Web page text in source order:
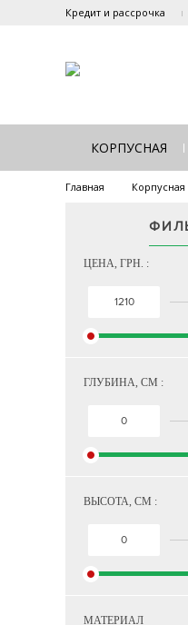
Кредит и рассрочка
КОРПУСНАЯ
Главная Корпусная
ЦЕНА, ГРН. :
ГЛУБИНА, СМ :
ВЫСОТА, СМ :
МАТЕРИАЛ